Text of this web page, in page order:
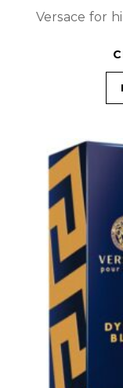
Versace for